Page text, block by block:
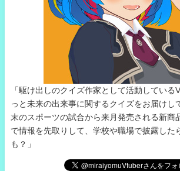
「駆け出しのクイズ作家として活動している
っと未来の出来事に関するクイズをお届けし
末のスポーツの試合から来月発売される新商
で情報を先取りして、学校や職場で披露した
も？」